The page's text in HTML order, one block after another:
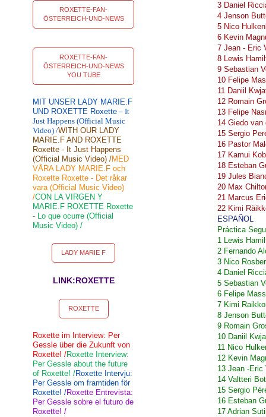
3 Daniel
4 Jenson
5 Nico
6 Kevin
7 Jean - Eric
8 Lewis
9 Sebastian
10 Felipe
11 Daniil
12 Romain
13 Felipe
14 Giedo van
15 Sergio
16 Pastor
17 Kamui
18 Esteban
19 Jules
20 Max
21 Marcus
22 Kimi
ESPAÑOL
Práctica
1 Lewis
2 Fernando
3 Nico
4 Daniel
5 Sebastian
6 Felipe
7 Kimi
8 Jenson
9 Romain
10 Daniil
11 Nico
12 Kevin
13 Jean -Eric
14 Valtteri
15 Sergio
16 Esteban
17 Adrian
ROXETTE-FAN-
ÖSTERREICH-UND-NEWS
ROXETTE-FAN-
ÖSTERREICH-UND-NEWS
YOU TUBE
MIT UNSER LADY MARIE.F
UND ROXETTE Roxette – It
Just Happens (Official Music
Video) /WITH OUR LADY
MARIE.F AND ROXETTE
Roxette - It Just Happens
(Official Music Video) /MED
VÅRA LADY MARIE.F och
Roxette Roxette - Det råkar
vara (Official Music Video)
/CON LA VIRGEN Y
MARIE.F ROXETTE Roxette
- Lo que ocurre (Official
Music Video) /
LADY MARIE F
LINK:ROXETTE
ROXETTE
Roxette im Interview: Per
Gessle über die Zukunft von
Roxette! /Roxette Interview:
Per Gessle about the future
of Roxette! /Roxette Intervju:
Per Gessle om framtiden för
Roxette! /Roxette Entrevista:
Per Gessle sobre el futuro de
Roxette! /